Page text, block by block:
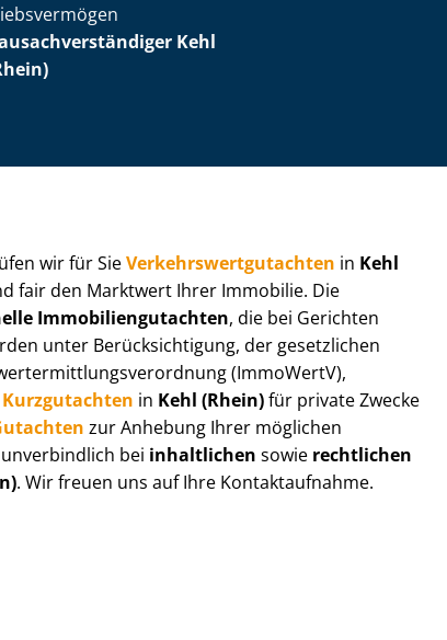
Kehl
wir für SieVer­kehrs­wert­gut­ach­ten in Kehl
fair den Marktwert Ihrer Immobilie. Die
Im­mo­bi­li­en­gut­ach­ten, die bei Gerichten
unter Be­rück­sich­ti­gung, der gesetzlichen
(ImmoWertV),
Kurzgutachten in Kehl (Rhein)für private Zwecke
zur Anhebung Ihrer möglichen
bei inhaltlichen sowie rechtlichen
. Wir freuen uns auf Ihre Kontaktaufnahme.